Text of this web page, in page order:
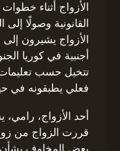
الأزواج أثناء
القانونية وصولًا
الأزواج يشيرون
أجنبية في كوريا
تتخيل حسب
فعلي يطبقونه في
أحد الأزواج، رامي،
قررت الزواج من
بعض المخاوف بشأن